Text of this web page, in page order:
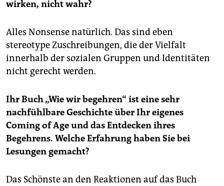
wirken, nicht wahr?
Alles Nonsense natürlich. Das sind eben
stereotype Zuschreibungen, die der Vielfalt
innerhalb der sozialen Gruppen und Identitäten
nicht gerecht werden.
Ihr Buch „Wie wir begehren“ ist eine sehr
nachfühlbare Geschichte über Ihr eigenes
Coming of Age und das Entdecken ihres
Begehrens. Welche Erfahrung haben Sie bei
Lesungen gemacht?
Das Schönste an den Reaktionen auf das Buch